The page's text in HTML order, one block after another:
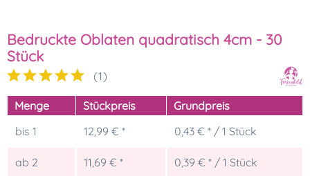
Bedruckte Oblaten quadratisch 4cm - 30
Stück
(1)
Menge Stückpreis
Grundpreis
bis 1 12,99 € * 0,43 € * / 1 Stück
ab 2 11,69 € * 0,39 € * / 1 Stück